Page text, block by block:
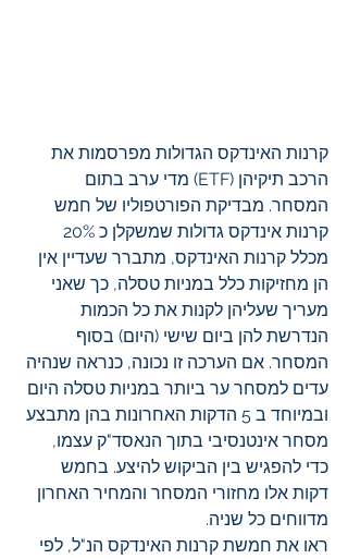
קרנות האינדקס הגדולות מפרסמות את
הרכב תיקיהן (ETF) מדי ערב בתום
המסחר. מבדיקת הפורטפוליו של חמש
מכלל קרנות האינדקס, מתברר שעדיין אין
הן מחזיקות כלל במניות טסלה, כך שאני
מעריך שעליהן לקנות את כל הכמות
הנדרשת להן ביום שישי (היום) בסוף
המסחר. אם הערכה זו נכונה, כנראה שנהיה
עדים למסחר ער ביותר במניות טסלה היום
ובמיוחד ב 5 הדקות האחרונות בהן מתבצע
מסחר אינטנסיבי בתוך הנאסד"ק עצמו,
כדי להפגיש בין הביקוש להיצע. בחמש
דקות אלו מחזורי המסחר והמחיר האחרון
מדווחים כל שניה.
ראו את חמשת קרנות האינדקס הנ"ל, לפי